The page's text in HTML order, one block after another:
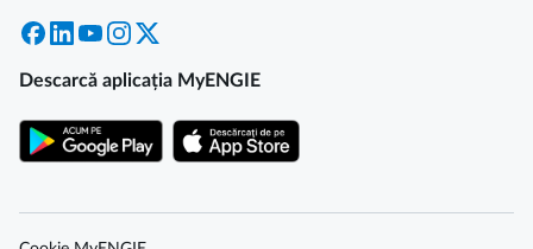
Facebook
LinkedInYouTubeInstagram
Descarcă aplicația MyENGIE